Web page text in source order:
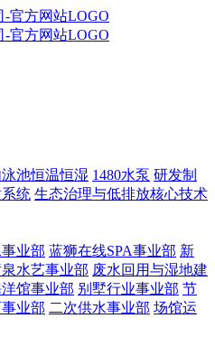
池恒温恒湿 1480水泵 研发制
统 生态治理与低排放核心技术
业部 蓝狮在线SPA事业部 新
水艺事业部 废水回用与湿地建
馆事业部 别墅行业事业部 节
业部 二次供水事业部 场馆运